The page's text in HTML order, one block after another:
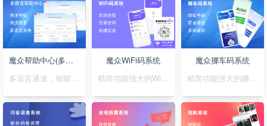
魔众帮助中心(多语言)系统
多语言通途，智能助您，轻松搭建无障碍帮助系统
魔众WiFi码系统
精简功能强大的WiFi码小程序
魔众挪车码系统
精简功能强大的挪车码小程序